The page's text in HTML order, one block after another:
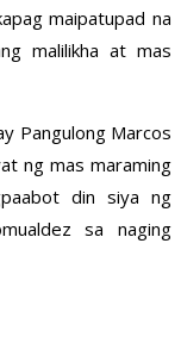
maipatupad na
malilikha at mas
Pangulong Marcos
ng mas maraming
din siya ng
sa naging